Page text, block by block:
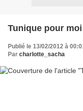
Tunique pour moi
Publié le 13/02/2012 à
Par charlotte_sacha